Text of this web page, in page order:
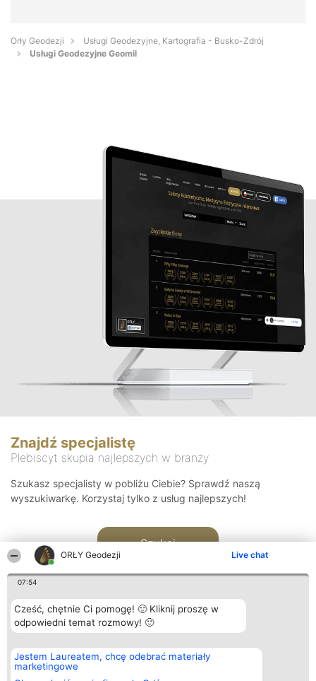
ORŁY Geodezji Live chat
07:54
Cześć, chętnie Ci pomogę! 🙂 Kliknij proszę w
odpowiedni temat rozmowy! 🙂
Jestem Laureatem, chcę odebrać materiały
marketingowe
Orły Geodezji
Usługi Geodezyjne, Kartografia - Busko-Zdrój
Usługi Geodezyjne Geomil
Znajdź specjalistę
Plebiscyt skupia najlepszych w branży
Szukasz specjalisty w pobliżu Ciebie? Sprawdź naszą
wyszukiwarkę. Korzystaj tylko z usług najlepszych!
Szukaj
Organizator plebiscytu
Bright Side Solutions sp. z o.
o. sp. k.
ul. Ruska 22
Plebiscyt
Laureaci
wszystkich
Kontakt
Kontakt